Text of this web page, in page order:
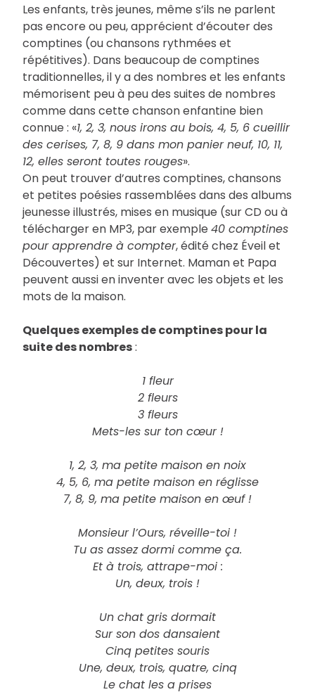
Les enfants, très jeunes, même s’ils ne parlent
pas encore ou peu, apprécient d’écouter des
comptines (ou chansons rythmées et
répétitives). Dans beaucoup de comptines
traditionnelles, il y a des nombres et les enfants
mémorisent peu à peu des suites de nombres
comme dans cette chanson enfantine bien
connue : «1, 2, 3, nous irons au bois, 4, 5, 6 cueillir
des cerises, 7, 8, 9 dans mon panier neuf, 10, 11,
12, elles seront toutes rouges».
On peut trouver d’autres comptines, chansons
et petites poésies rassemblées dans des albums
jeunesse illustrés, mises en musique (sur CD ou à
télécharger en MP3, par exemple 40 comptines
pour apprendre à compter, édité chez Éveil et
Découvertes) et sur Internet. Maman et Papa
peuvent aussi en inventer avec les objets et les
mots de la maison.
Quelques exemples de comptines pour la
suite des nombres:
1 fleur
2 fleurs
3 fleurs
Mets-les sur ton cœur !
1, 2, 3, ma petite maison en noix
4, 5, 6, ma petite maison en réglisse
7, 8, 9, ma petite maison en œuf !
Monsieur l’Ours, réveille-toi !
Tu as assez dormi comme ça.
Et à trois, attrape-moi :
Un, deux, trois !
Un chat gris dormait
Sur son dos dansaient
Cinq petites souris
Une, deux, trois, quatre, cinq
Le chat les a prises